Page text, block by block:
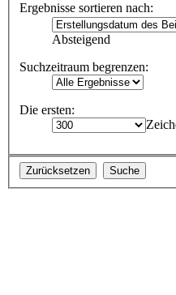
Ergebnisse sortieren nach:
Absteigend
Suchzeitraum begrenzen:
Die ersten: